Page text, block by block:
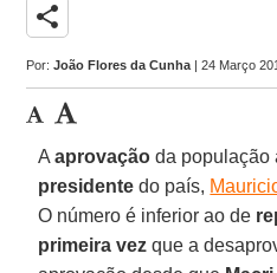
share
Por:João Flores da Cunha | 24 Março
Aaprovação da população
presidente do país,
O número é inferior ao de
primeira vez que a